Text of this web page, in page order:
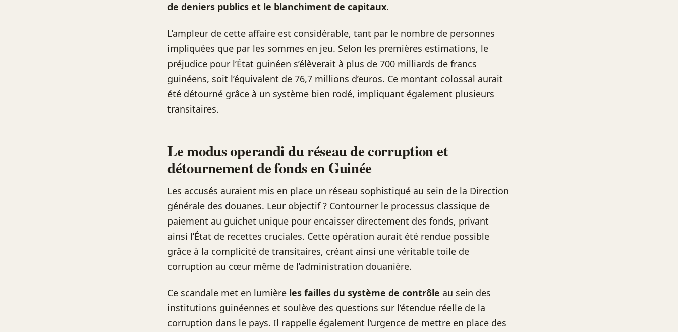
de deniers publics et le blanchiment de capitaux.
L’ampleur de cette affaire est considérable, tant par le nombre de personnes
impliquées que par les sommes en jeu. Selon les premières estimations, le
préjudice pour l’État guinéen s’élèverait à plus de 700 milliards de francs
guinéens, soit l’équivalent de 76,7 millions d’euros. Ce montant colossal aurait
été détourné grâce à un système bien rodé, impliquant également plusieurs
transitaires.
Le modus operandi du réseau de corruption et
détournement de fonds en Guinée
Les accusés auraient mis en place un réseau sophistiqué au sein de la Direction
générale des douanes. Leur objectif ? Contourner le processus classique de
paiement au guichet unique pour encaisser directement des fonds, privant
ainsi l’État de recettes cruciales. Cette opération aurait été rendue possible
grâce à la complicité de transitaires, créant ainsi une véritable toile de
corruption au cœur même de l’administration douanière.
Ce scandale met en lumière les failles du système de contrôle au sein des
institutions guinéennes et soulève des questions sur l’étendue réelle de la
corruption dans le pays. Il rappelle également l’urgence de mettre en place des